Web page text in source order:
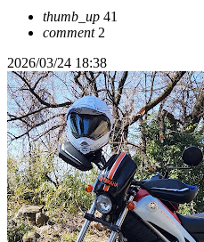
thumb_up 41
comment2
2026/03/24 18:38